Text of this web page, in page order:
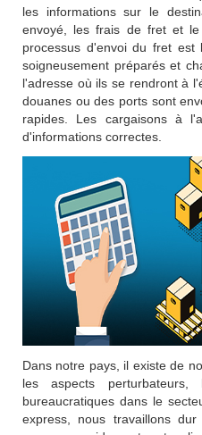
les informations sur le
envoyé, les frais de fret et
processus d'envoi du fret est
soigneusement préparés et
l'adresse où ils se rendront à
douanes ou des ports sont
rapides. Les cargaisons à
d'informations correctes.
Dans notre pays, il existe de
les aspects
bureaucratiques dans le
express, nous travaillons